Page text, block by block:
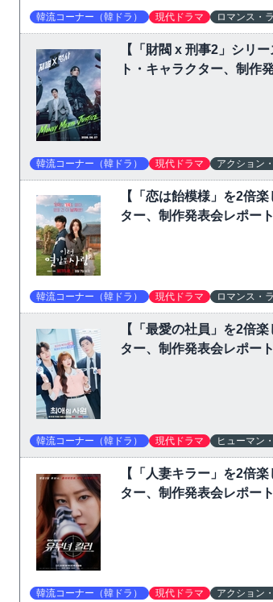
韓流コーナー（韓ドラ） 現代ドラマ ロマンス・
【「財閥 x 刑事2」シリ
ト・キャラクター、制作
韓流コーナー（韓ドラ） 現代ドラマ アクション
【「恋は飴模様」を2倍
ター、制作発表会レポー
韓流コーナー（韓ドラ） 現代ドラマ ロマンス・
【「最愛の社員」を2倍
ター、制作発表会レポー
韓流コーナー（韓ドラ） 現代ドラマ ヒューマン
【「人妻キラー」を2倍
ター、制作発表会レポー
韓流コーナー（韓ドラ） 現代ドラマ アクション